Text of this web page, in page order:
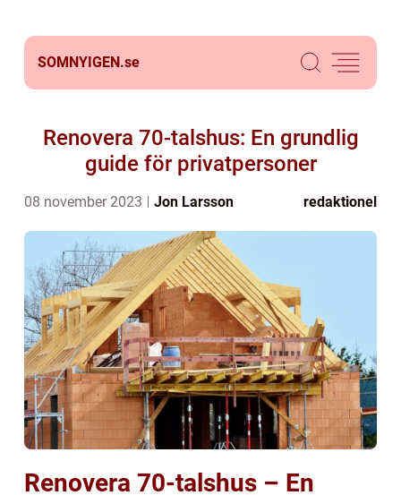
SOMNYIGEN.se
Renovera 70-talshus: En grundlig
guide för privatpersoner
08 november 2023 Jon Larsson redaktionel
Renovera 70-talshus – En